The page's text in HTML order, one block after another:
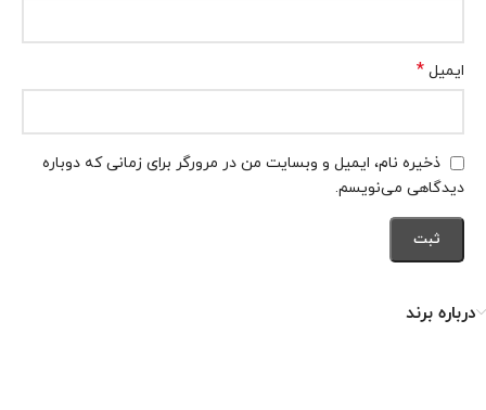
ایمیل *
ذخیره نام، ایمیل و وبسایت من در مرورگر برای زمانی که دوباره
دیدگاهی می‌نویسم.
درباره برند